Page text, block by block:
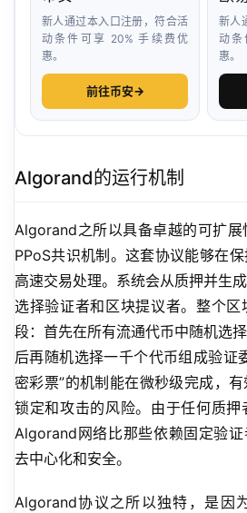
新人通过本入口注册，符合活
动条件可享 20% 手续费优
惠。
前往币安→
新人
动条
惠。
Algorand的运行机制
Algorand之所以具备卓越的可扩
PPoS共识机制。这套协议能够在
高速交易处理。系统会从质押并生
选择验证者和区块提议者。整个
段：首先在所有流通代币中随机选
后再随机选择一千个代币组成验证
密彩票”的机制能在微秒级完成，
锁定和攻击的风险。由于任何质押
Algorand网络比那些依赖固定验
去中心化和安全。
Algorand协议之所以独特，是因